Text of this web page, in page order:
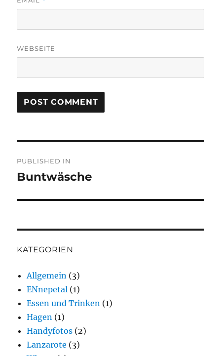
WEBSEITE
navigation
PUBLISHED IN
Buntwäsche
KATEGORIEN
Allgemein (3)
ENnepetal (1)
Essen und Trinken (1)
Hagen (1)
Handyfotos (2)
Lanzarote (3)